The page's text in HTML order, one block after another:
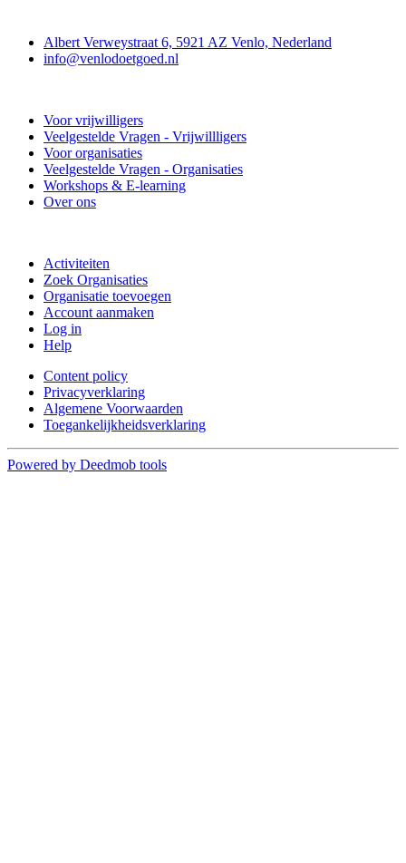
Albert Verweystraat 6, 5921 AZ Venlo, Nederland
info@venlodoetgoed.nl
Voor vrijwilligers
Veelgestelde Vragen - Vrijwillligers
Voor organisaties
Veelgestelde Vragen - Organisaties
Workshops & E-learning
Over ons
Activiteiten
Zoek Organisaties
Organisatie toevoegen
Account aanmaken
Log in
Help
Content policy
Privacyverklaring
Algemene Voorwaarden
Toegankelijkheidsverklaring
Powered by Deedmob tools